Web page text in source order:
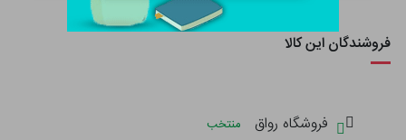
فروشندگان این کالا
فروشگاه رواق
منتخب